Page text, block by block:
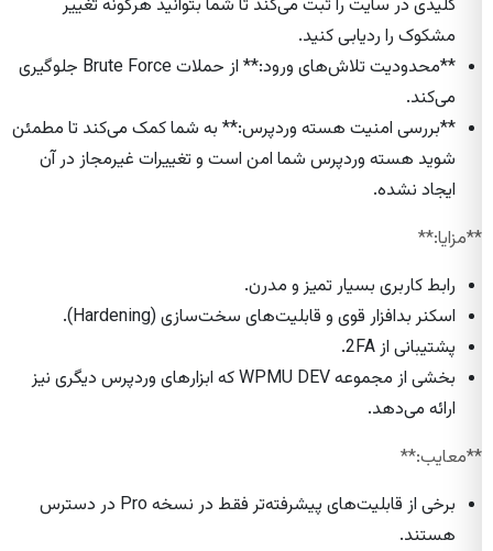
کلیدی در سایت را ثبت می‌کند تا شما بتوانید هرگونه تغییر
مشکوک را ردیابی کنید.
**محدودیت تلاش‌های ورود:** از حملات Brute Force جلوگیری
می‌کند.
**بررسی امنیت هسته وردپرس:** به شما کمک می‌کند تا مطمئن
شوید هسته وردپرس شما امن است و تغییرات غیرمجاز در آن
ایجاد نشده.
**مزایا:**
رابط کاربری بسیار تمیز و مدرن.
اسکنر بدافزار قوی و قابلیت‌های سخت‌سازی (Hardening).
پشتیبانی از 2FA.
بخشی از مجموعه WPMU DEV که ابزارهای وردپرس دیگری نیز
ارائه می‌دهد.
**معایب:**
برخی از قابلیت‌های پیشرفته‌تر فقط در نسخه Pro در دسترس
هستند.